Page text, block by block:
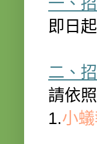
即日
二、
請依照
1.小